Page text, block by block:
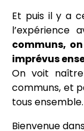
Et puis il y a
l’expérience
communs,
imprévus
On voit
communs, et
tous ensemble.
Bienvenue